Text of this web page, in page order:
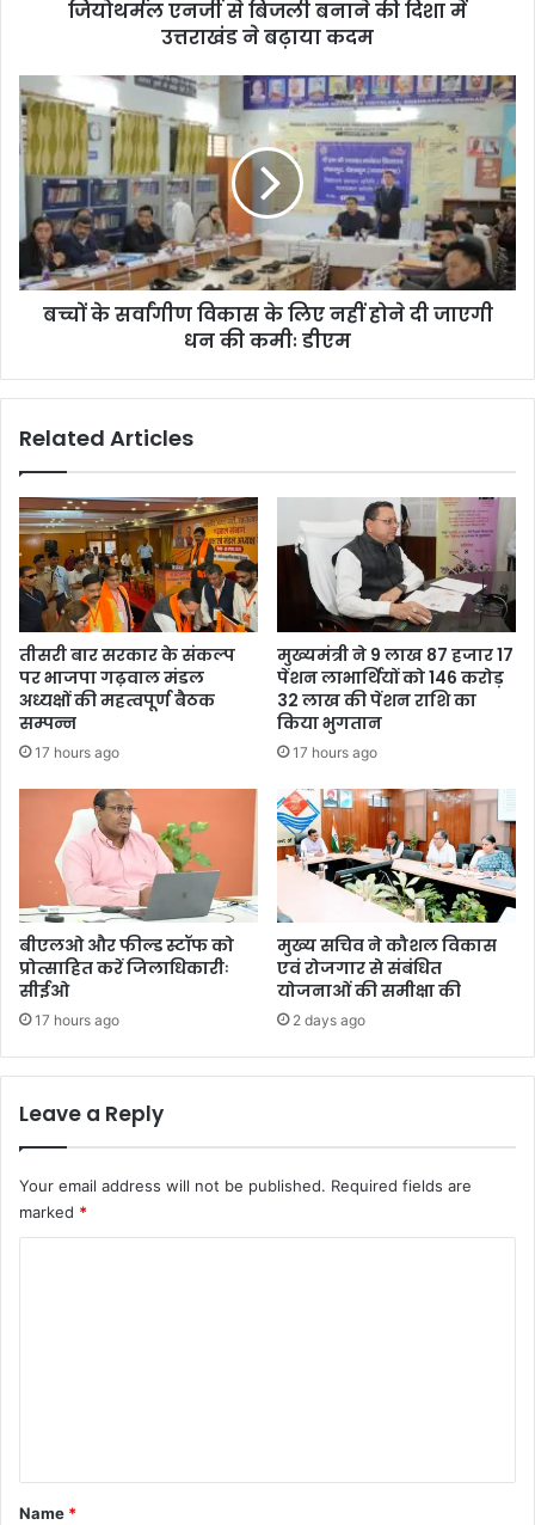
जियोथर्मल एनर्जी से बिजली बनाने की दिशा में
उत्तराखंड ने बढ़ाया कदम
बच्चों के सर्वांगीण विकास के लिए नहीं होने दी जाएगी
धन की कमीः डीएम
Related Articles
तीसरी बार सरकार के संकल्प
पर भाजपा गढ़वाल मंडल
अध्यक्षों की महत्वपूर्ण बैठक
सम्पन्न
17 hours ago
मुख्यमंत्री ने 9 लाख 87 हजार 17
पेंशन लाभार्थियों को 146 करोड़
32 लाख की पेंशन राशि का
किया भुगतान
17 hours ago
बीएलओ और फील्ड स्टॉफ को
प्रोत्साहित करें जिलाधिकारीः
सीईओ
17 hours ago
मुख्य सचिव ने कौशल विकास
एवं रोजगार से संबंधित
योजनाओं की समीक्षा की
2 days ago
Leave a Reply
Your email address will not be published. Required fields are
marked *
*
Name *